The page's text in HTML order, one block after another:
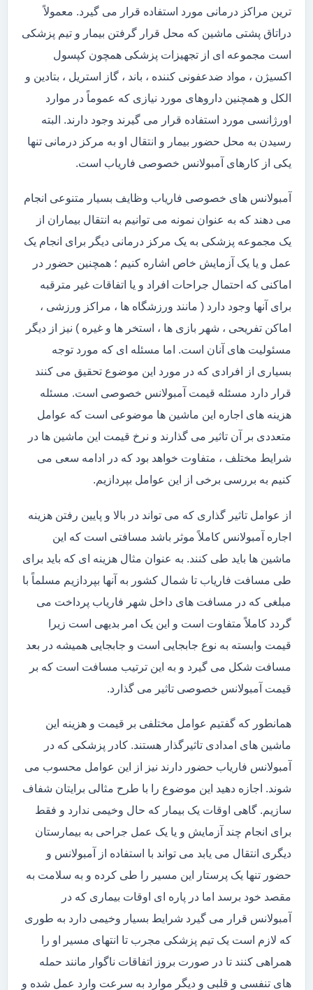
ترین مراکز درمانی مورد استفاده قرار می گیرد. معمولاً
دراتاق پشتی ماشین که محل قرار گرفتن بیمار و تیم پزشکی
است مجموعه ای از تجهیزات پزشکی همچون کپسول
اکسیژن ، مواد ضدعفونی کننده ، باند ، گاز استریل ، بتادین و
الکل و همچنین داروهای مورد نیازی که عموماً در موارد
اورژانسی مورد استفاده قرار می گیرند وجود دارند. البته
رسیدن به محل حضور بیمار و انتقال او به مرکز درمانی تنها
یکی از کارهای آمبولانس خصوصی فاریاب است.
آمبولانس های خصوصی فاریاب وظایف بسیار متنوعی انجام
می دهند که به عنوان نمونه می توانیم به انتقال بیماران از
یک مجموعه پزشکی به یک مرکز درمانی دیگر برای انجام یک
عمل و یا یک آزمایش خاص اشاره کنیم ؛ همچنین حضور در
اماکنی که احتمال جراحات افراد و یا اتفاقات غیر مترقبه
برای آنها وجود دارد ( مانند ورزشگاه ها ، مراکز ورزشی ،
اماکن تفریحی ، شهر بازی ها ، استخر ها و غیره ) نیز از دیگر
مسئولیت های آنان است. اما مسئله ای که مورد توجه
بسیاری از افرادی که در مورد این موضوع تحقیق می کنند
قرار دارد مسئله قیمت آمبولانس خصوصی است. مسئله
هزینه های اجاره این ماشین ها موضوعی است که عوامل
متعددی بر آن تاثیر می گذارند و نرخ قیمت این ماشین ها در
شرایط مختلف ، متفاوت خواهد بود که در ادامه سعی می
کنیم به بررسی برخی از این عوامل بپردازیم.
از عوامل تاثیر گذاری که می تواند در بالا و پایین رفتن هزینه
اجاره آمبولانس کاملاً موثر باشد مسافتی است که این
ماشین ها باید طی کنند. به عنوان مثال هزینه ای که باید برای
طی مسافت فاریاب تا شمال کشور به آنها بپردازیم مسلماً با
مبلغی که در مسافت های داخل شهر فاریاب پرداخت می
گردد کاملاً متفاوت است و این یک امر بدیهی است زیرا
قیمت وابسته به نوع جابجایی است و جابجایی همیشه در بعد
مسافت شکل می گیرد و به این ترتیب مسافت است که بر
قیمت آمبولانس خصوصی تاثیر می گذارد.
همانطور که گفتیم عوامل مختلفی بر قیمت و هزینه این
ماشین های امدادی تاثیرگذار هستند. کادر پزشکی که در
آمبولانس فاریاب حضور دارند نیز از این عوامل محسوب می
شوند. اجازه دهید این موضوع را با طرح مثالی برایتان شفاف
سازیم. گاهی اوقات یک بیمار که حال وخیمی ندارد و فقط
برای انجام چند آزمایش و یا یک عمل جراحی به بیمارستان
دیگری انتقال می یابد می تواند با استفاده از آمبولانس و
حضور تنها یک پرستار این مسیر را طی کرده و به سلامت به
مقصد خود برسد اما در پاره ای اوقات بیماری که در
آمبولانس قرار می گیرد شرایط بسیار وخیمی دارد به طوری
که لازم است یک تیم پزشکی مجرب تا انتهای مسیر او را
همراهی کنند تا در صورت بروز اتفاقات ناگوار مانند حمله
های تنفسی و قلبی و دیگر موارد به سرعت وارد عمل شده و